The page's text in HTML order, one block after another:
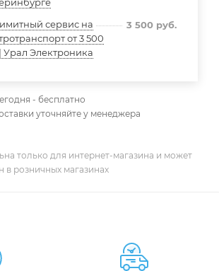
сервис на
от 3 500
Урал Электроника
3 500 руб.
- бесплатно
уточняйте у менеджера
только для интернет-магазина и может
в розничных магазинах